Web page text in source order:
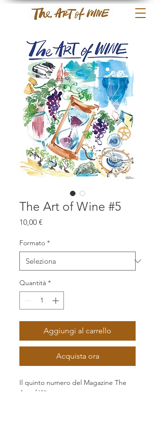
The Art of Wine #5
10,00 €
Formato *
Quantità *
Aggiungi al carrello
Acquista ora
Il quinto numero del Magazine The
Art of Wine.